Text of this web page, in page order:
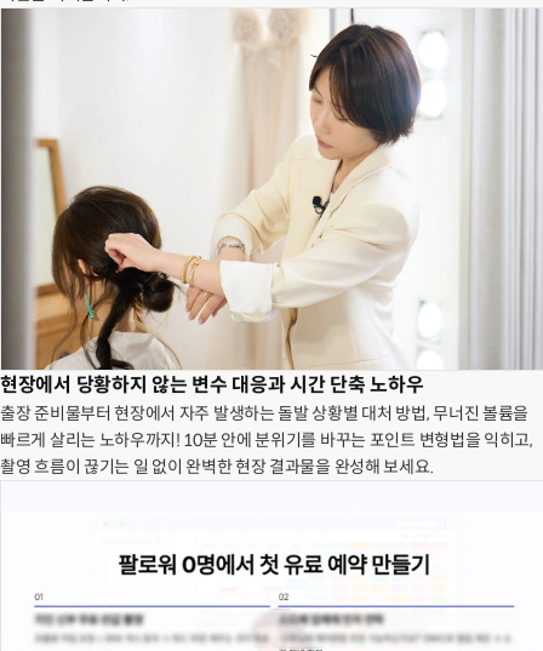
현장에서 당황하지 않는 변수 대응과 시간 단축 노하우
출장 준비물부터 현장에서 자주 발생하는 돌발 상황별 대처 방법, 무너진 볼륨을
빠르게 살리는 노하우까지! 10분 안에 분위기를 바꾸는 포인트 변형법을 익히고,
촬영 흐름이 끊기는 일 없이 완벽한 현장 결과물을 완성해 보세요.